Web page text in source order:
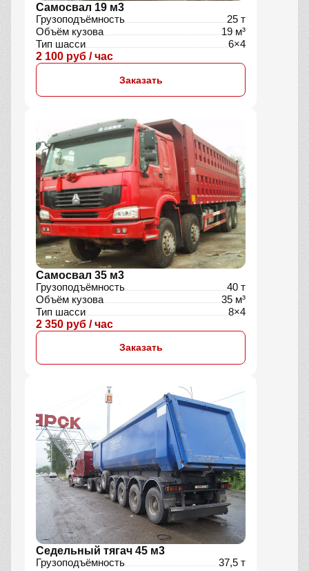
Самосвал 19 м3
Грузоподъёмность
25 т
Объём кузова
19 м³
Тип шасси
6×4
2 100 руб / час
Заказать
Самосвал 35 м3
Грузоподъёмность
40 т
Объём кузова
35 м³
Тип шасси
8×4
2 350 руб / час
Заказать
Седельный тягач 45 м3
Грузоподъёмность
37,5 т